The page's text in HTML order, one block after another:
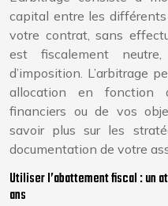
capital entre les
votre contrat, sans
est fiscalement
d’imposition. L’arbitrage
allocation en fonction
financiers ou de vos
savoir plus sur les
documentation de votre
Utiliser l’abattement fiscal : un
ans